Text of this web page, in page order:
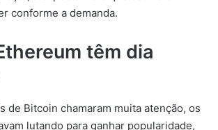
conforme a demanda.
têm dia
de Bitcoin chamaram muita atenção, os
lutando para ganhar popularidade,